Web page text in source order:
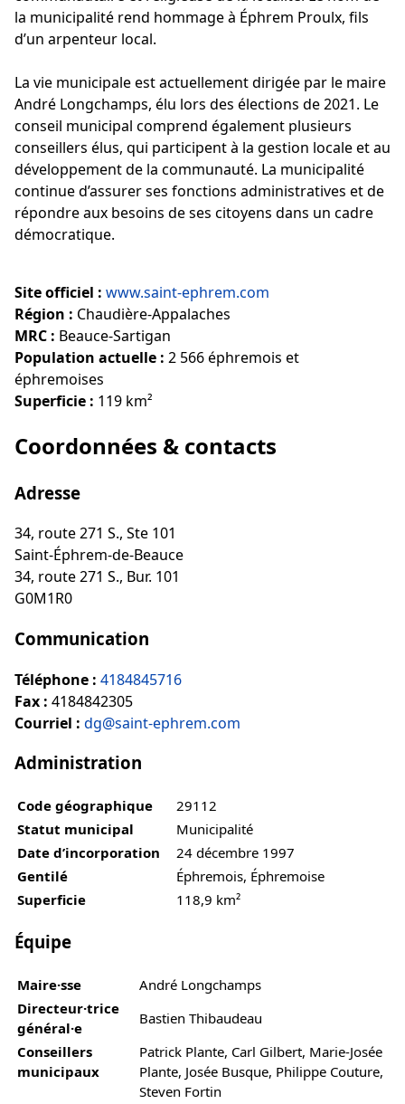
la municipalité rend hommage à Éphrem Proulx, fils
d’un arpenteur local.
La vie municipale est actuellement dirigée par le maire
André Longchamps, élu lors des élections de 2021. Le
conseil municipal comprend également plusieurs
conseillers élus, qui participent à la gestion locale et au
développement de la communauté. La municipalité
continue d’assurer ses fonctions administratives et de
répondre aux besoins de ses citoyens dans un cadre
démocratique.
Site officiel : www.saint-ephrem.com
Région : Chaudière-Appalaches
MRC : Beauce-Sartigan
Population actuelle : 2 566 éphremois et
éphremoises
Superficie : 119 km²
Coordonnées & contacts
Adresse
34, route 271 S., Ste 101
Saint-Éphrem-de-Beauce
34, route 271 S., Bur. 101
G0M1R0
Communication
Téléphone : 4184845716
Fax : 4184842305
Courriel : dg@saint-ephrem.com
Administration
Code géographique
29112
Statut municipal
Municipalité
Date d’incorporation
24 décembre 1997
Gentilé
Éphremois, Éphremoise
Superficie
118,9 km²
Équipe
Maire·sse
André Longchamps
Directeur·trice
général·e
Bastien Thibaudeau
Conseillers
municipaux
Patrick Plante, Carl Gilbert, Marie-Josée
Plante, Josée Busque, Philippe Couture,
Steven Fortin